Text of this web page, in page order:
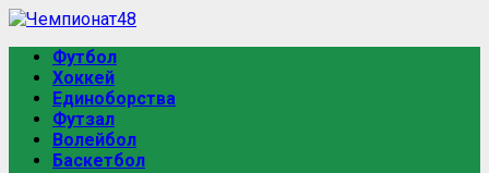
Футбол
Хоккей
Единоборства
Футзал
Волейбол
Баскетбол